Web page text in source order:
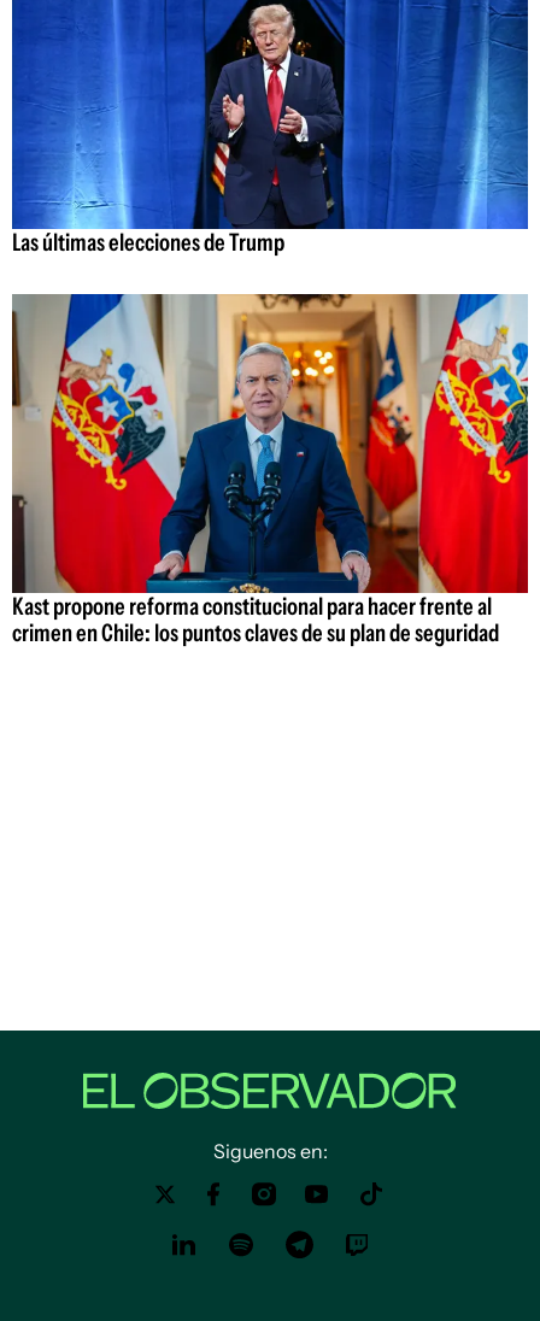
Las últimas elecciones de Trump
Kast propone reforma constitucional para hacer frente al
crimen en Chile: los puntos claves de su plan de seguridad
Siguenos en: